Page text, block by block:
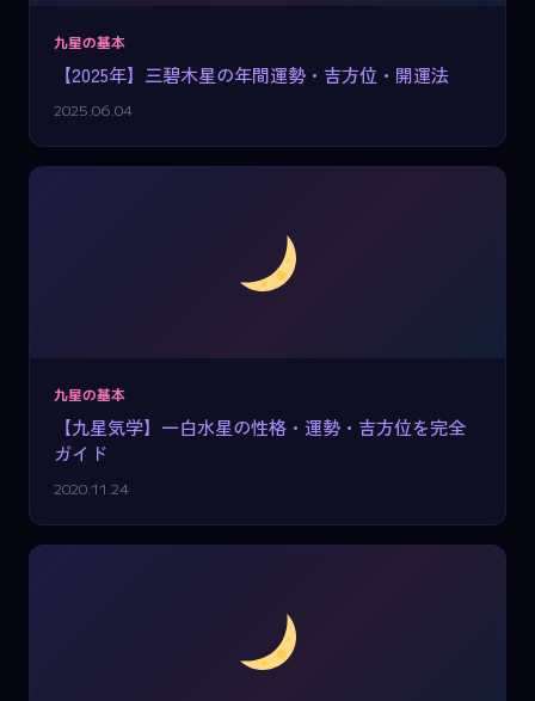
九星の基本
【2025年】三碧木星の年間運勢・吉方位・開運法
2025.06.04
九星の基本
【九星気学】一白水星の性格・運勢・吉方位を完全
ガイド
2020.11.24